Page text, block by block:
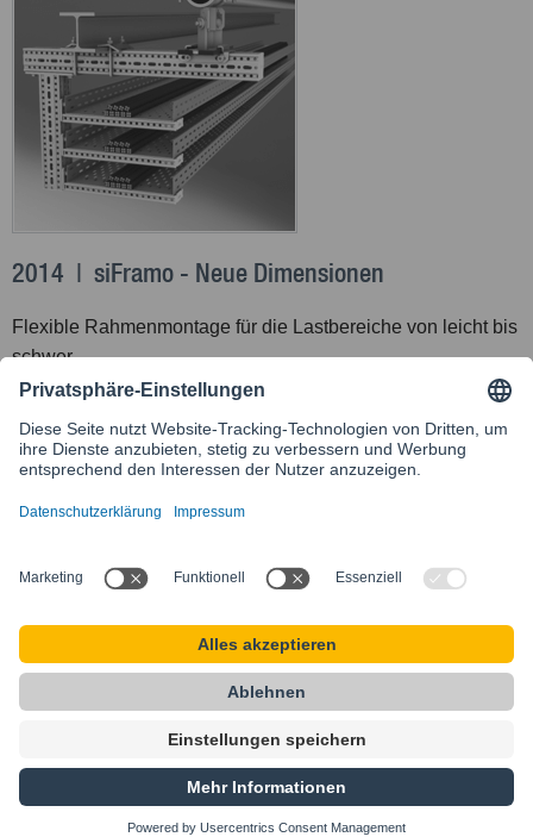
2014 | siFramo - Neue Dimensionen
Flexible Rahmenmontage für die Lastbereiche von leicht bis
schwer
Kontakt
Besuchen Sie unsere internationale Website
SIKLA INTERNATIONAL
Sitemap Datenschutz
Privacy Settings